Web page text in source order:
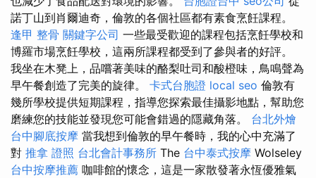
諾丁山到肖爾迪奇，倫敦的各個社區都有素食烹飪課程。
逢甲 整骨 關鍵字公司 一些最受歡迎的課程包括烹飪學校和
博羅市場烹飪學校，這兩所課程都受到了參與者的好評。
我坐在木凳上，品嚐著美味的酪梨吐司和酸橙味，鳥鳴聲為
早午餐創造了完美的旋律。 卡式台胞證 local seo 倫敦有
幾所學校提供短期課程，指導您探索最佳攝影地點，幫助您
磨練您的技能並發現您可能會錯過的隱藏角落。 台北外燴
台中腳底按摩 當我想到倫敦的早午餐時，我的心中充滿了
對 推拿 證照 台北會計事務所 The 台中泰式按摩 Wolseley
台中按摩推薦 咖啡館的懷念，這是一家散發著永恆優雅氣